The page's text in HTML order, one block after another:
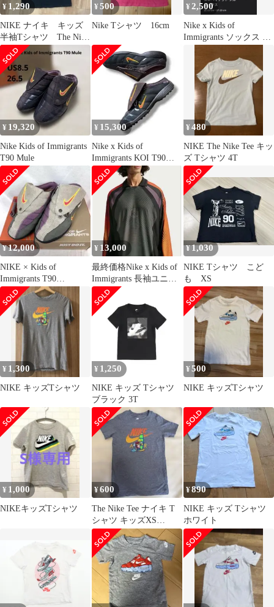
¥ 1,290
NIKE ナイキ キッズ
半袖Tシャツ The Nike
Tee XS ブラック
¥500
Nike Tシャツ 16cm
¥ 2,500
Nike x Kids of
Immigrants ソックス XL
¥ 19,320
Nike Kids of Immigrants
T90 Mule
¥ 15,300
Nike x Kids of
Immigrants KOI T90
Mule
¥480
NIKE The Nike Tee キッ
ズ Tシャツ 4T
¥12,000
NIKE × Kids of
Immigrants T90
MULE（28.5）
¥ 13,000
最終価格Nike x Kids of
Immigrants 長袖ユニフ
ォーム
¥1,030
NIKE Tシャツ こど
も XS
¥ 1,300
NIKE キッズTシャツ
¥ 1,250
NIKE キッズ Tシャツ
ブラック 3T
¥500
NIKE キッズTシャツ
¥ 1,000
NIKEキッズTシャツ
¥600
The Nike Tee ナイキ T
シャツ キッズXS
135/64
¥890
NIKE キッズ Tシャツ
ホワイト